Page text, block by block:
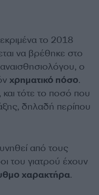
το 2018
να βρέθηκε στο
ο
χρηματικό πόσο.
τότε το ποσό που
δηλαδή περίπου
από τους
του γιατρού έχουν
χαρακτήρα.